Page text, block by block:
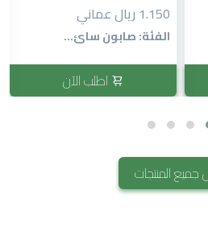
1.150 ريال عماني
الفئة: صابون سائ...
اطلب الآن
المنتجات